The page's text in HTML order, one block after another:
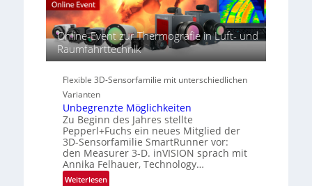
e
r
i
e
s
R
u
n
d
e
R
e
g
i
o
n
p
c
t
r
l
N
e
w
s
‘
Online-Event zur Thermografie in Luft- und
Raumfahrttechnik
Flexible 3D-Sensorfamilie mit unterschiedlichen
Varianten
Unbegrenzte Möglichkeiten
Zu Beginn des Jahres stellte
Pepperl+Fuchs ein neues Mitglied der
3D-Sensorfamilie SmartRunner vor:
den Measurer 3-D. inVISION sprach mit
Annika Felhauer, Technology…
Weiterlesen: